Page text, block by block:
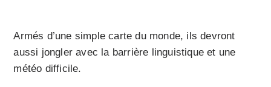
Armés d’une simple carte du monde, ils devront
aussi jongler avec la barrière linguistique et une
météo difficile.